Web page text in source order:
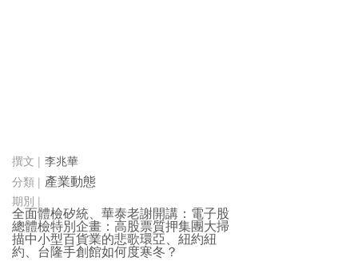
李兆華
產業動態
全面體檢矽統、華泰老謝開講：電子股
總體檢特別企畫：高股票質押集團大掃
描中小型百貨業的悲歌環亞、紐約紐
約、台隆手創館如何度寒冬？